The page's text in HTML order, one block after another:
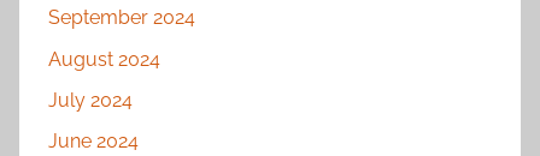
September 2024
August 2024
July 2024
June 2024